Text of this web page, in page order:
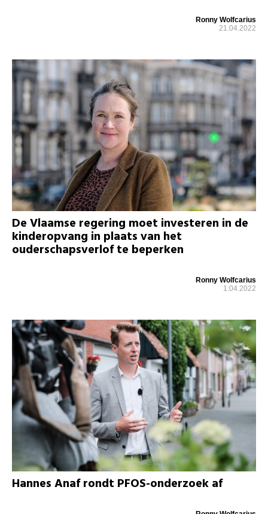
Ronny Wolfcarius
21.04.2022
De Vlaamse regering moet investeren in de
kinderopvang in plaats van het
ouderschapsverlof te beperken
Ronny Wolfcarius
1.04.2022
Hannes Anaf rondt PFOS-onderzoek af